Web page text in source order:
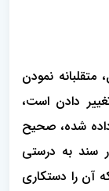
نمودن
دادن است،
شده، صحیح
سند به درستی
آن را دستکاری